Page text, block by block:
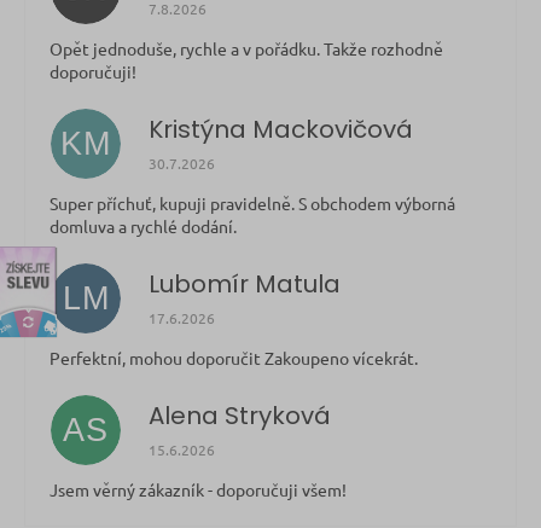
7.8.2026
Opět jednoduše, rychle a v pořádku. Takže rozhodně
doporučuji!
KM Kristýna Mackovičová
Hodnocení obchodu je 5 z 5 hvězdiček.
30.7.2026
Super příchuť, kupuji pravidelně. S obchodem výborná
domluva a rychlé dodání.
LM Lubomír Matula
Hodnocení obchodu je 5 z 5 hvězdiček.
17.6.2026
Perfektní, mohou doporučit Zakoupeno vícekrát.
AS Alena Stryková
Hodnocení obchodu je 5 z 5 hvězdiček.
15.6.2026
Jsem věrný zákazník - doporučuji všem!
discount